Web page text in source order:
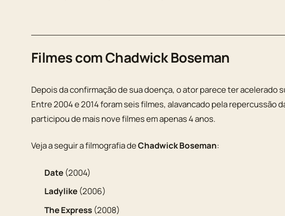
Filmes com Chadwick Boseman
Depois da confirmação de sua doença, o ator parece ter acelerado
Entre 2004 e 2014 foram seis filmes, alavancado pela repercussão
participou de mais nove filmes em apenas 4 anos.
Veja a seguir a filmografia deChadwick Boseman:
Date (2004)
Ladylike (2006)
The Express (2008)